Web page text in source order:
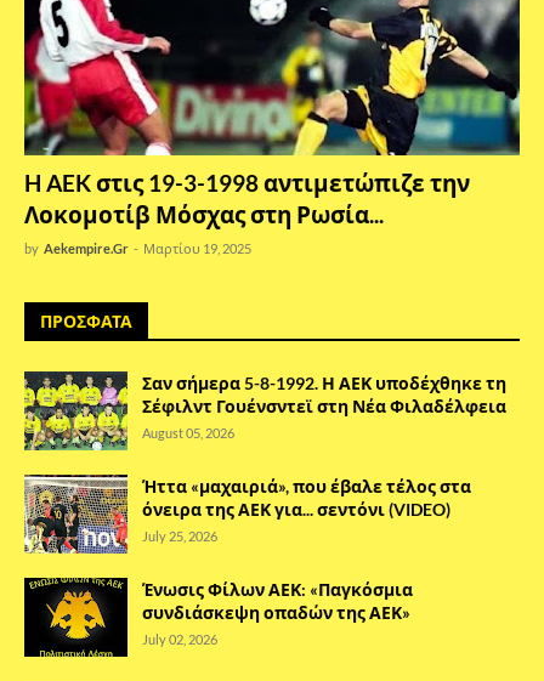
H AEK στις 19-3-1998 αντιμετώπιζε την
Λοκομοτίβ Μόσχας στη Ρωσία...
by Aekempire.Gr - Μαρτίου 19, 2025
ΠΡΟΣΦΑΤΑ
Σαν σήμερα 5-8-1992. Η ΑΕΚ υποδέχθηκε τη
Σέφιλντ Γουένσντεϊ στη Νέα Φιλαδέλφεια
August 05, 2026
Ήττα «μαχαιριά», που έβαλε τέλος στα
όνειρα της ΑΕΚ για... σεντόνι (VIDEO)
July 25, 2026
Ένωσις Φίλων ΑΕΚ: «Παγκόσμια
συνδιάσκεψη οπαδών της ΑΕΚ»
July 02, 2026